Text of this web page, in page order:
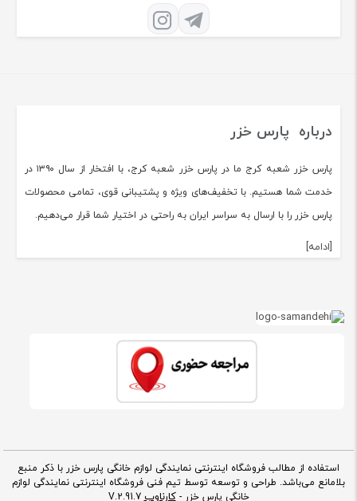
درباره پارس خزر
پارس خزر شعبه کرج ما در پارس خزر شعبه کرج، با افتخار از سال ۱۳۹۰ در
خدمت شما هستیم. با تخفیف‌های ویژه و پشتیبانی قوی، تمامی محصولات
پارس خزر را با ارسال به سراسر ایران به راحتی در اختیار شما قرار می‌دهیم.
[ادامه]
استفاده از مطالب فروشگاه اینترنتی نمایندگی لوازم خانگی پارس خزر با ذکر منبع
بلامانع می‌باشد. طراحی و توسعه توسط تیم فنی فروشگاه اینترنتی نمایندگی لوازم
خانگی پارس خزر -کارناوب V.2.91.7